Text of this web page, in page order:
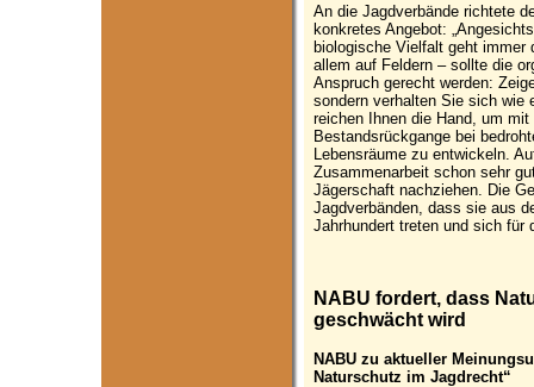
An die Jagdverbände richtete
konkretes Angebot:
biologische Vielfalt geht immer
allem auf Feldern – sollte die
Anspruch gerecht werden:
sondern verhalten Sie sich wie
reichen Ihnen die Hand, um
Bestandsrückgange bei
Lebensräume zu entwickeln.
Zusammenarbeit schon sehr
Jägerschaft nachziehen. Die
Jagdverbänden, dass sie aus
Jahrhundert treten und sich für
NABU fordert, dass
geschwächt wird
NABU zu aktueller
Naturschutz im Jagdrecht“